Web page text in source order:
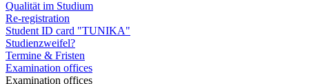
Qualität im Studium
Re-registration
Student ID card "TUNIKA"
Studienzweifel?
Termine & Fristen
Examination offices
Examination offices